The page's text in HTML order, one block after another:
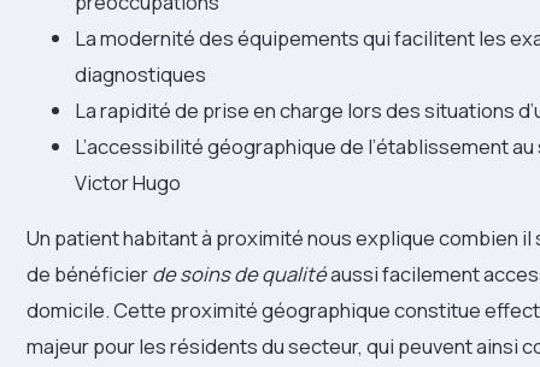
La modernité des équipements qui facilitent les
diagnostiques
La rapidité de prise en charge lors des situations
L’accessibilité géographique de l’établissement
Victor Hugo
Un patient habitant à proximité nous explique combien il
de bénéficierde soins de qualitéaussi facilement
domicile. Cette proximité géographique constitue
majeur pour les résidents du secteur, qui peuvent ainsi